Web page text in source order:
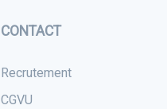
CONTACT
Recrutement
CGVU